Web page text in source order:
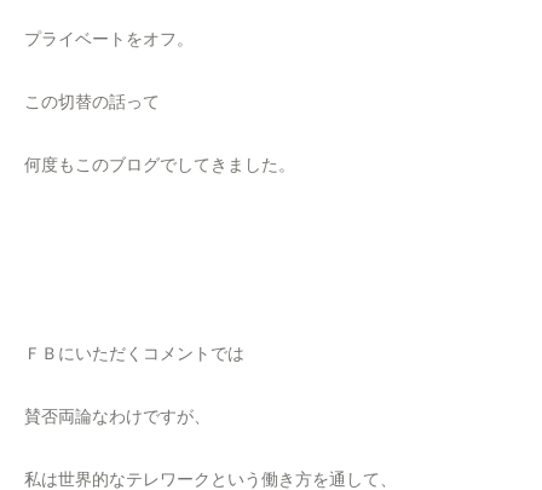
プライベートをオフ。
この切替の話って
何度もこのブログでしてきました。
ＦＢにいただくコメントでは
賛否両論なわけですが、
私は世界的なテレワークという働き方を通して、